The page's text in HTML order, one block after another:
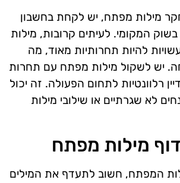
מילות מפתח, יש לקחת בחשבון
המקומי. לעיתים קרובות, מילות
להיות תחרותיות מאוד, מה
יש לשקול מילות מפתח עם תחרות
רלוונטיות לתחום הפעולה. זה יכול
לא שגרתיים או שילובי מילות
מילות מפתח
המפתח, חשוב לתעדף את המילים